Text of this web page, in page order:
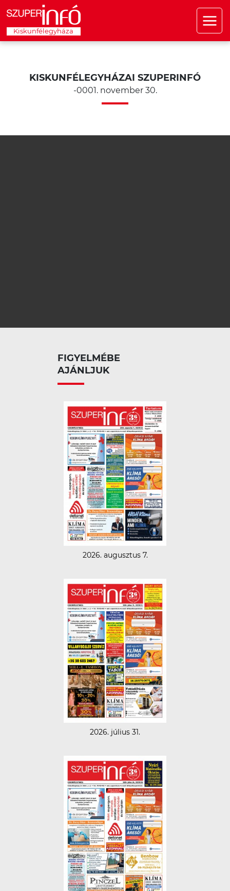
Kiskunfélegyháza
KISKUNFÉLEGYHÁZAI SZUPERINFÓ
-0001. november 30.
FIGYELMÉBE
AJÁNLJUK
2026. augusztus 7.
2026. július 31.